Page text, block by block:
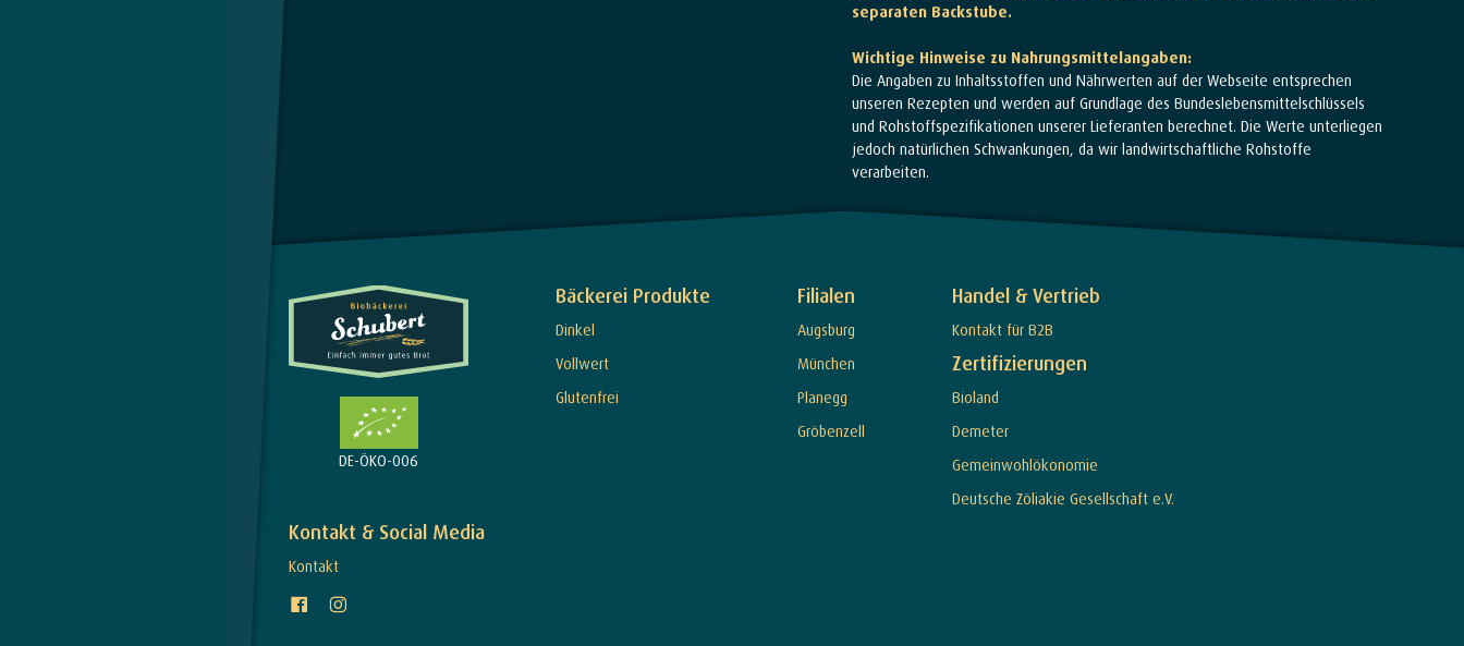
separaten Backstube.
Wichtige Hinweise zu Nahrungsmittelangaben:
Die Angaben zu Inhaltsstoffen und Nährwerten auf der Webseite entsprechen
unseren Rezepten und werden auf Grundlage des Bundeslebensmittelschlüssels
und Rohstoffspezifikationen unserer Lieferanten berechnet. Die Werte unterliegen
jedoch natürlichen Schwankungen, da wir landwirtschaftliche Rohstoffe
verarbeiten.
DE-ÖKO-006
Bäckerei Produkte
Dinkel
Vollwert
Glutenfrei
Filialen
Augsburg
München
Planegg
Gröbenzell
Handel & Vertrieb
Kontakt für B2B
Zertifizierungen
Bioland
Demeter
Gemeinwohlökonomie
Deutsche Zöliakie Gesellschaft e.V.
Kontakt & Social Media
Kontakt